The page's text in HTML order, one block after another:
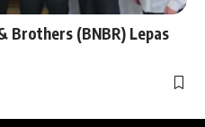
Brothers (BNBR) Lepas